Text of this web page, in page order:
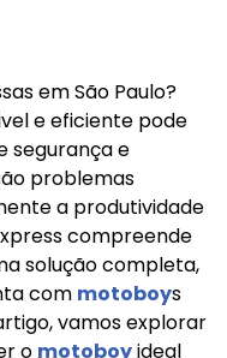
em São Paulo?
e eficiente pode
segurança e
problemas
a produtividade
compreende
solução completa,
com motoboys
vamos explorar
o motoboyideal